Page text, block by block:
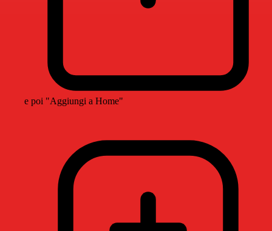
e poi "Aggiungi a Home"